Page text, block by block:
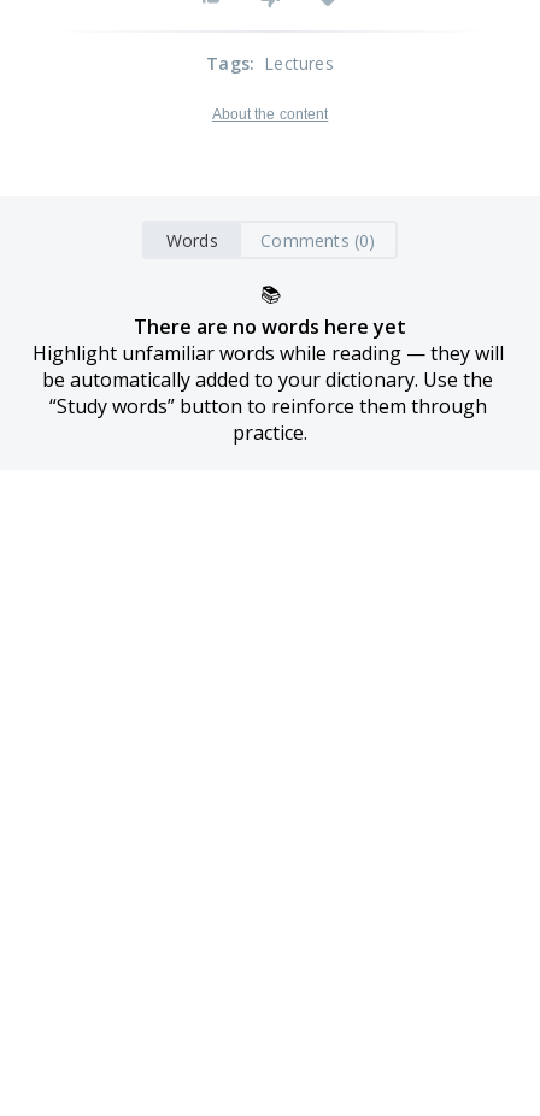
Tags: Lectures
About the content
Words Comments (0)
📚
There are no words here yet
Highlight unfamiliar words while reading — they will
be automatically added to your dictionary. Use the
“Study words” button to reinforce them through
practice.